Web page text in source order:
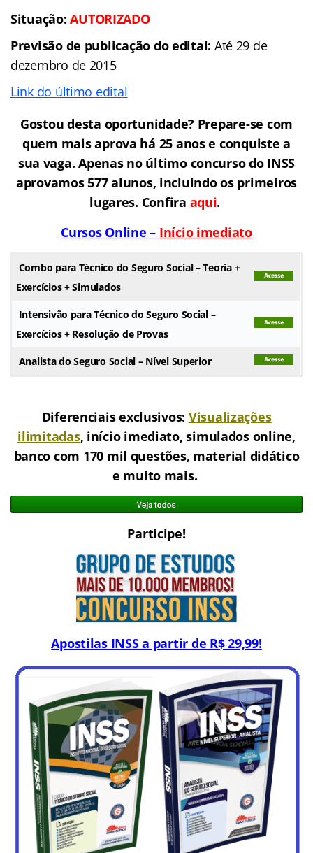
Situação:AUTORIZADO
Previsão de publicação do edital: Até 29 de
dezembro de 2015
Link do último edital
Gostou desta oportunidade? Prepare-se com
quem mais aprova há 25 anos e conquiste a
sua vaga. Apenas no último concurso do INSS
aprovamos 577 alunos, incluindo os primeiros
lugares. Confira aqui.
Cursos Online – Início imediato
Combo para Técnico do Seguro Social – Teoria +
Exercícios + Simulados
Intensivão para Técnico do Seguro Social –
Exercícios + Resolução de Provas
Analista do Seguro Social – Nível Superior
Diferenciais exclusivos: Visualizações
ilimitadas, início imediato, simulados online,
banco com 170 mil questões, material didático
e muito mais.
Participe!
Apostilas INSS a partir de R$ 29,99!